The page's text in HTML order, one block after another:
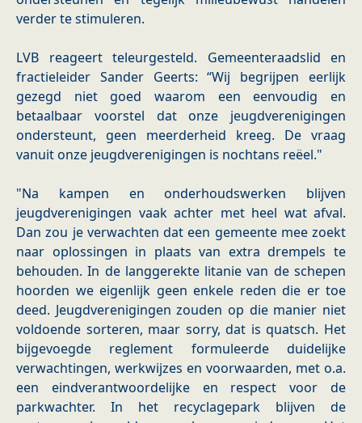
verder te stimuleren.
LVB reageert teleurgesteld. Gemeenteraadslid en
fractieleider Sander Geerts: “Wij begrijpen eerlijk
gezegd niet goed waarom een eenvoudig en
betaalbaar voorstel dat onze jeugdverenigingen
ondersteunt, geen meerderheid kreeg. De vraag
vanuit onze jeugdverenigingen is nochtans reëel."
"Na kampen en onderhoudswerken blijven
jeugdverenigingen vaak achter met heel wat afval.
Dan zou je verwachten dat een gemeente mee zoekt
naar oplossingen in plaats van extra drempels te
behouden. In de langgerekte litanie van de schepen
hoorden we eigenlijk geen enkele reden die er toe
deed. Jeugdverenigingen zouden op die manier niet
voldoende sorteren, maar sorry, dat is quatsch. Het
bijgevoegde reglement formuleerde duidelijke
verwachtingen, werkwijzes en voorwaarden, met o.a.
een eindverantwoordelijke en respect voor de
parkwachter. In het recyclagepark blijven de